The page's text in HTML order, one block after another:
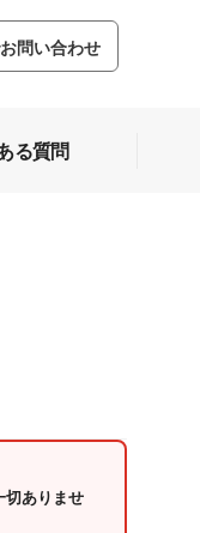
問い合わせ
る質問
切ありませ